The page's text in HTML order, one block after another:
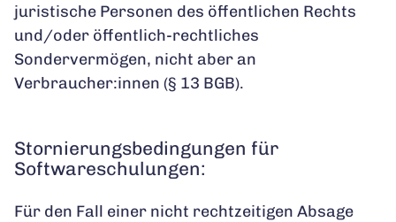
juristische Personen des öffentlichen Rechts
und/oder öffentlich-rechtliches
Sondervermögen, nicht aber an
Verbraucher:innen (§ 13 BGB).
Stornierungsbedingungen für
Softwareschulungen:
Für den Fall einer nicht rechtzeitigen Absage